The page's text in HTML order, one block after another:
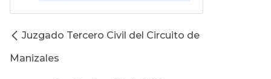
Juzgado Tercero Civil del Circuito de
Manizales